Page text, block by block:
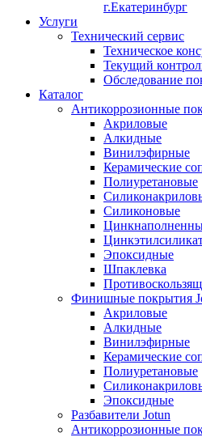
г.Екатеринбург
Услуги
Технический сервис
Техническое
Текущий
Обследование
Каталог
Антикоррозионные
Акриловые
Алкидные
Винилэфирные
Керамические
Полиуретановые
Силиконовые
Эпоксидные
Шпаклевка
Финишные покрытия
Акриловые
Алкидные
Винилэфирные
Керамические
Полиуретановые
Эпоксидные
Разбавители Jotun
Антикоррозионные